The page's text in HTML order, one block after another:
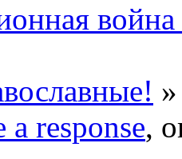
война
»
a response,